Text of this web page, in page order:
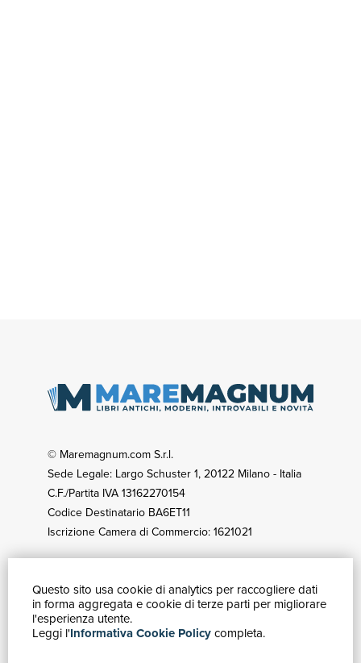
Questo sito usa cookie di analytics per raccogliere dati
in forma aggregata e cookie di terze parti per migliorare
l'esperienza utente.
Leggi l'Informativa Cookie Policycompleta.
© Maremagnum.com S.r.l.
Sede Legale: Largo Schuster 1, 20122 Milano - Italia
C.F./Partita IVA 13162270154
Codice Destinatario BA6ET11
Iscrizione Camera di Commercio: 1621021
GUIDA ACQUISTI
Ricerca avanzata